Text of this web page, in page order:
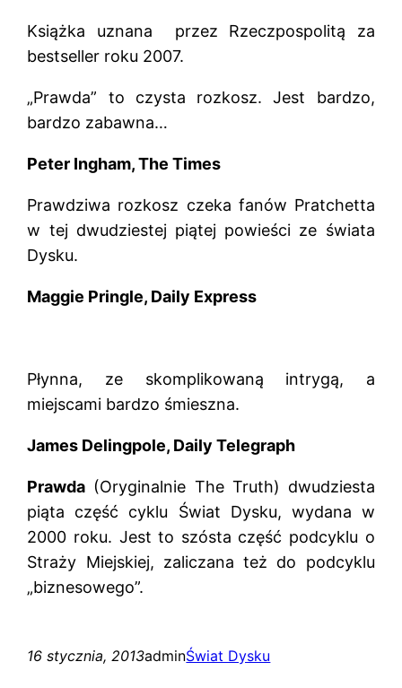
Książka uznana przez Rzeczpospolitą za
bestseller roku 2007.
„Prawda” to czysta rozkosz. Jest bardzo,
bardzo zabawna…
Peter Ingham, The Times
Prawdziwa rozkosz czeka fanów Pratchetta
w tej dwudziestej piątej powieści ze świata
Dysku.
Maggie Pringle, Daily Express
Płynna, ze skomplikowaną intrygą, a
miejscami bardzo śmieszna.
James Delingpole, Daily Telegraph
Prawda (Oryginalnie The Truth) dwudziesta
piąta część cyklu Świat Dysku, wydana w
2000 roku. Jest to szósta część podcyklu o
Straży Miejskiej, zaliczana też do podcyklu
„biznesowego”.
16 stycznia, 2013adminŚwiat Dysku